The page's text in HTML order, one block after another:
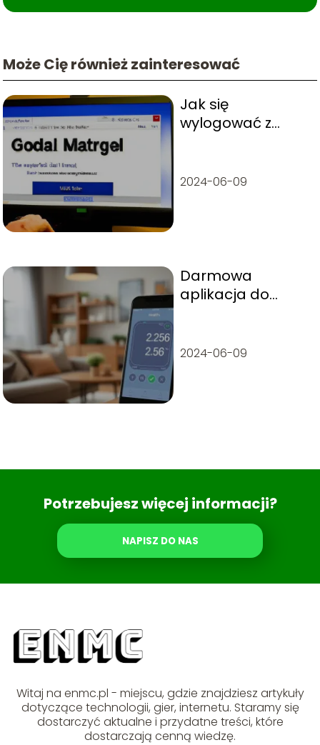
Może Cię również zainteresować
Jak się
wylogować z
2024-06-09
Darmowa
aplikacja do
warto wiedzieć?
2024-06-09
Potrzebujesz więcej informacji?
NAPISZ DO NAS
Witaj na enmc.pl - miejscu, gdzie znajdziesz artykuły
dotyczące technologii, gier, internetu. Staramy się
dostarczyć aktualne i przydatne treści, które
dostarczają cenną wiedzę.